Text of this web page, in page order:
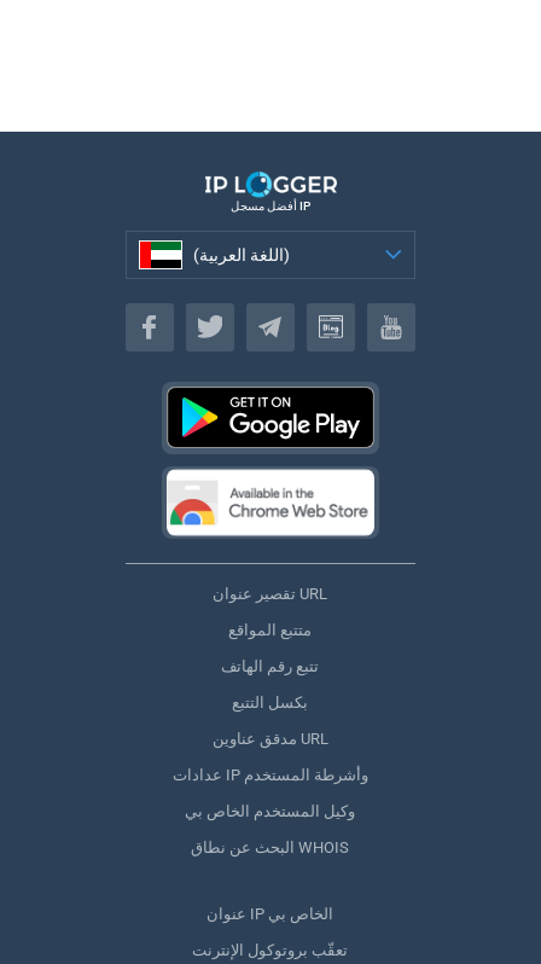
أفضل مسجل IP
(اللغة العربية)
(اللغة العربية)
تقصير عنوان URL
متتبع المواقع
تتبع رقم الهاتف
بكسل التتبع
مدقق عناوين URL
عدادات IP وأشرطة المستخدم
وكيل المستخدم الخاص بي
البحث عن نطاق WHOIS
عنوان IP الخاص بي
تعقّب بروتوكول الإنترنت